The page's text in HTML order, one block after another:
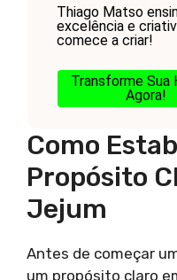
Thiago Matso
excelência e
comece a criar!
Transforme Sua
Agora!
Como
Propósito
Jejum
Antes de começar
um propósito claro